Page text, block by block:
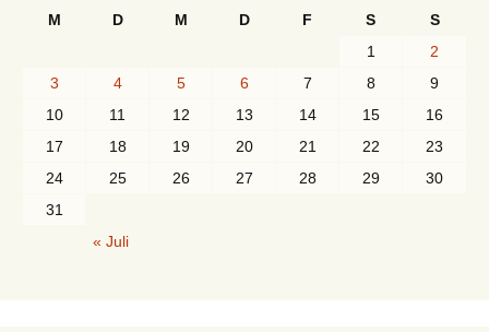
M
D M D F S
S
1
2
3
4 5 6 7 8
9
10
11 12 13 14 15
16
17
18 19 20 21 22
23
24
25 26 27 28 29
30
31
« Juli